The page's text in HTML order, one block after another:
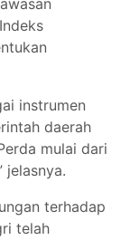
instrumen
daerah
mulai dari
jelasnya.
terhadap
telah